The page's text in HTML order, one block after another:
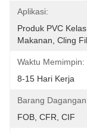
Aplikasi:
Produk PVC
Makanan, Cling
Waktu Memimpin:
8-15 Hari Kerja
Barang
FOB, CFR, CIF